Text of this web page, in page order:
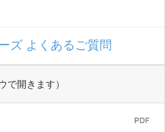
ズ よくあるご質問
で開きます）